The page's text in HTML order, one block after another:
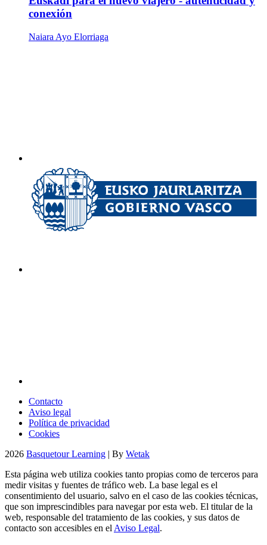
conexión
Naiara Ayo Elorriaga
Contacto
Aviso legal
Política de privacidad
Cookies
2026 Basquetour Learning | By Wetak
Esta página web utiliza cookies tanto propias como de terceros para
medir visitas y fuentes de tráfico web. La base legal es el
consentimiento del usuario, salvo en el caso de las cookies técnicas,
que son imprescindibles para navegar por esta web. El titular de la
web, responsable del tratamiento de las cookies, y sus datos de
contacto son accesibles en el Aviso Legal.